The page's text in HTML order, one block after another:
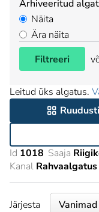
Arhiveeritud
Näita
Ära näita
Filtreeri
Leitud üks algatus.
Id 1018 Saaja
Kanal Rahvaalgatus
Järjesta